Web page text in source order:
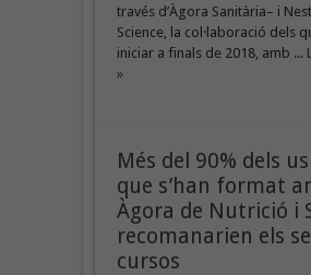
través d’Àgora Sanitària– i
Science, la col·laboració dels
iniciar a finals de 2018, amb ...
»
Més del 90% dels
que s’han format
Àgora de Nutrició i
recomanarien els
cursos